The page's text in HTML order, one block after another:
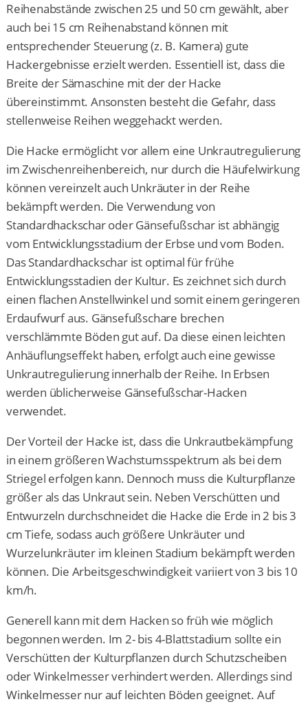
Reihenabstände zwischen 25 und 50 cm gewählt, aber
auch bei 15 cm Reihenabstand können mit
entsprechender Steuerung (z. B. Kamera) gute
Hackergebnisse erzielt werden. Essentiell ist, dass die
Breite der Sämaschine mit der der Hacke
übereinstimmt. Ansonsten besteht die Gefahr, dass
stellenweise Reihen weggehackt werden.
Die Hacke ermöglicht vor allem eine Unkrautregulierung
im Zwischenreihenbereich, nur durch die Häufelwirkung
können vereinzelt auch Unkräuter in der Reihe
bekämpft werden. Die Verwendung von
Standardhackschar oder Gänsefußschar ist abhängig
vom Entwicklungsstadium der Erbse und vom Boden.
Das Standardhackschar ist optimal für frühe
Entwicklungsstadien der Kultur. Es zeichnet sich durch
einen flachen Anstellwinkel und somit einem geringeren
Erdaufwurf aus. Gänsefußschare brechen
verschlämmte Böden gut auf. Da diese einen leichten
Anhäuflungseffekt haben, erfolgt auch eine gewisse
Unkrautregulierung innerhalb der Reihe. In Erbsen
werden üblicherweise Gänsefußschar-Hacken
verwendet.
Der Vorteil der Hacke ist, dass die Unkrautbekämpfung
in einem größeren Wachstumsspektrum als bei dem
Striegel erfolgen kann. Dennoch muss die Kulturpflanze
größer als das Unkraut sein. Neben Verschütten und
Entwurzeln durchschneidet die Hacke die Erde in 2 bis 3
cm Tiefe, sodass auch größere Unkräuter und
Wurzelunkräuter im kleinen Stadium bekämpft werden
können. Die Arbeitsgeschwindigkeit variiert von 3 bis 10
km/h.
Generell kann mit dem Hacken so früh wie möglich
begonnen werden. Im 2- bis 4-Blattstadium sollte ein
Verschütten der Kulturpflanzen durch Schutzscheiben
oder Winkelmesser verhindert werden. Allerdings sind
Winkelmesser nur auf leichten Böden geeignet. Auf